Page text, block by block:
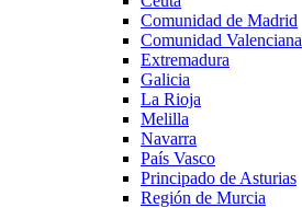
Comunidad de Madrid
Comunidad Valenciana
Extremadura
Galicia
La Rioja
Melilla
Navarra
País Vasco
Principado de Asturias
Región de Murcia